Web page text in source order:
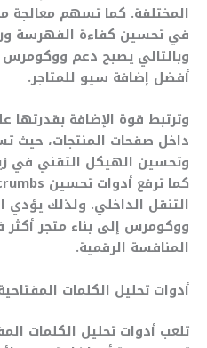
المختلفة. كما تسهم معالجة
في تحسين كفاءة الفهرسة
وبالتالي يصبح دعم ووكومرس
أفضل إضافة سيو للمتاجر.
وترتبط قوة الإضافة
داخل صفحات المنتجات، حيث
وتحسين الهيكل التقني في
التنقل الداخلي. ولذلك يؤدي
ووكومرس إلى بناء متجر
المنافسة الرقمية.
أدوات تحليل الكلمات
تلعب أدوات تحليل الكلمات